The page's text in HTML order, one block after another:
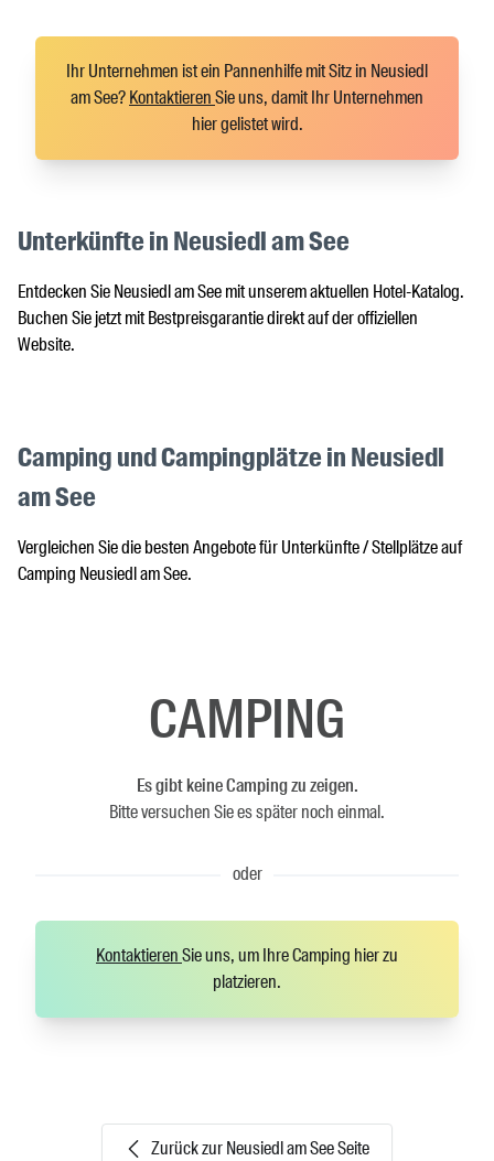
Ihr Unternehmen ist ein Pannenhilfe mit Sitz in Neusiedl
am See?KontaktierenSie uns, damit Ihr Unternehmen
hier gelistet wird.
Unterkünfte in Neusiedl am See
Entdecken Sie Neusiedl am See mit unserem aktuellen Hotel-Katalog.
Buchen Sie jetzt mit Bestpreisgarantie direkt auf der offiziellen
Website.
Camping und Campingplätze in Neusiedl
am See
Vergleichen Sie die besten Angebote für Unterkünfte / Stellplätze auf
Camping Neusiedl am See.
CAMPING
Es gibt keine Camping zu zeigen.
Bitte versuchen Sie es später noch einmal.
oder
KontaktierenSie uns, um Ihre Camping hier zu
platzieren.
Zurück zur Neusiedl am See Seite